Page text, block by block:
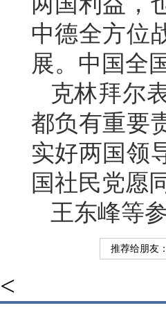
中德全方位
展。中国全
克林拜尔
都负有重要
实好两国领
国社民党愿
王东峰等
推荐给朋友：
<